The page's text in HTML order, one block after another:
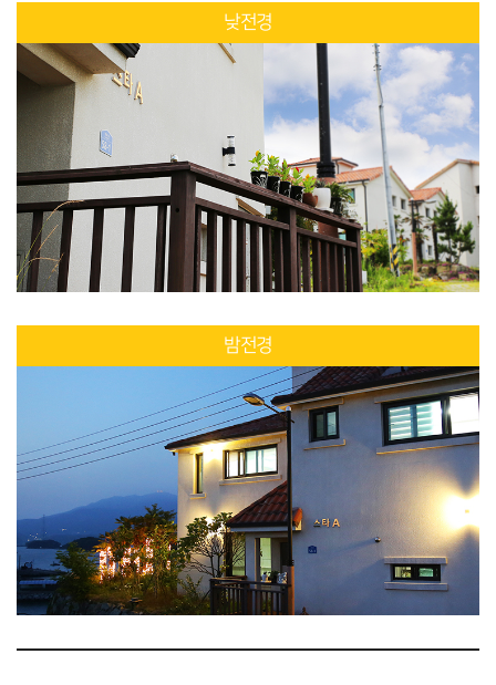
낮전경
밤전경